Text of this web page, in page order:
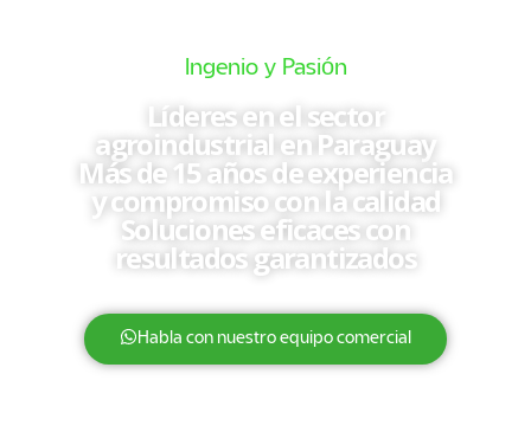
Ingenio y Pasión
Líderes en el sector
agroindustrial en Paraguay
Más de 15 años de experiencia
y compromiso con la calidad
Soluciones eficaces con
resultados garantizados
Habla con nuestro equipo comercial